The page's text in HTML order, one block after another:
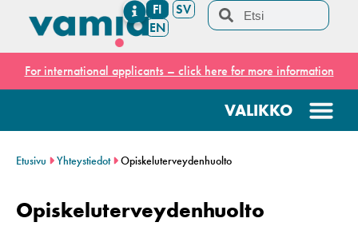
FI
SV
EN
For international applicants – click here for more information
Etusivu Yhteystiedot Opiskeluterveydenhuolto
Opiskeluterveydenhuolto